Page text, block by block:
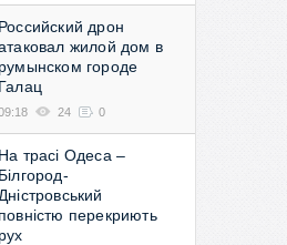
Российский дрон
жилой дом в
румынском городе
Галац
24 0
На трасі Одеса –
Білгород-
Дністровський
повністю перекриють
рух